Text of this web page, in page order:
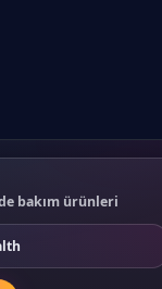
bakım ürünleri